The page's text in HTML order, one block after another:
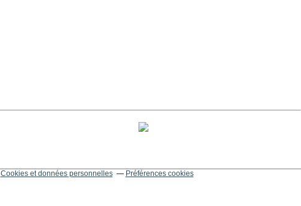
Cookies et données personnelles Préférences cookies